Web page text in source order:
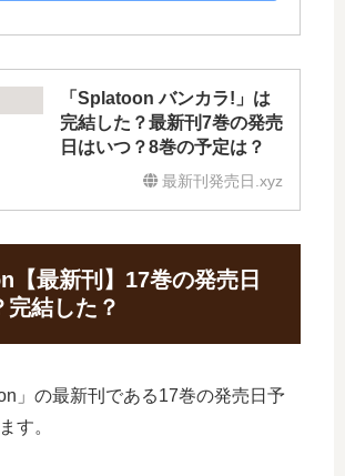
「Splatoon バンカラ!」は
完結した？最新刊7巻の発売
日はいつ？8巻の予定は？
最新刊発売日.xyz
【最新刊】17巻の発売日
完結した？
」の最新刊である17巻の発売日予
す。